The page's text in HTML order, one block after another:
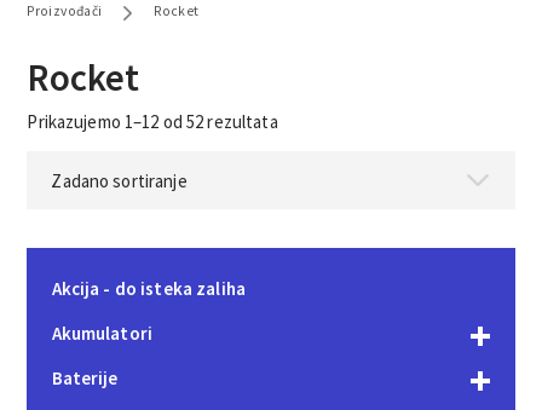
Proizvođači Rocket
Rocket
Prikazujemo 1–12 od 52 rezultata
Akcija - do isteka zaliha
Akumulatori
Baterije